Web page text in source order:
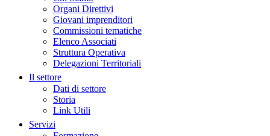
Organi Direttivi
Giovani imprenditori
Commissioni tematiche
Elenco Associati
Struttura Operativa
Delegazioni Territoriali
Il settore
Dati di settore
Storia
Link Utili
Servizi